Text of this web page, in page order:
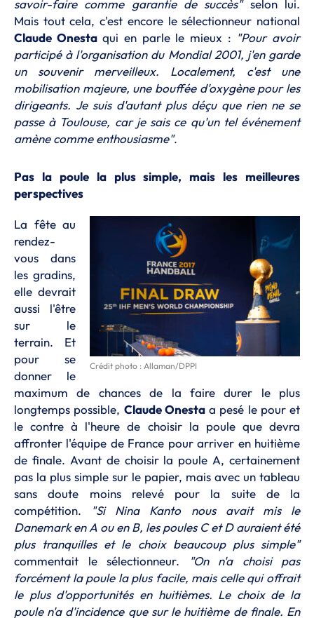
savoir-faire comme garantie de succès"selon lui.
Mais tout cela, c'est encore le sélectionneur national
Claude Onestaqui en parle le mieux : "Pour avoir
participé à l'organisation du Mondial 2001, j'en garde
un souvenir merveilleux. Localement, c'est une
mobilisation majeure, une bouffée d'oxygène pour les
dirigeants. Je suis d'autant plus déçu que rien ne se
passe à Toulouse, car je sais ce qu'un tel événement
amène comme enthousiasme".
Pas la poule la plus simple, mais les meilleures
perspectives
Crédit photo : Allaman/DPPI
La fête au
rendez-
vous dans
les gradins,
elle devrait
aussi l'être
sur le
terrain. Et
pour se
donner le
maximum de chances de la faire durer le plus
longtemps possible, Claude Onestaa pesé le pour et
le contre à l'heure de choisir la poule que devra
affronter l'équipe de France pour arriver en huitième
de finale. Avant de choisir la poule A, certainement
pas la plus simple sur le papier, mais avec un tableau
sans doute moins relevé pour la suite de la
compétition.
"Si Nina Kanto nous avait mis le
Danemark en A ou en B, les poules C et D auraient été
plus tranquilles et le choix beaucoup plus simple"
commentait le sélectionneur.
"On n'a choisi pas
forcément la poule la plus facile, mais celle qui offrait
le plus d'opportunités en huitièmes. Le choix de la
poule n'a d'incidence que sur le huitième de finale. En